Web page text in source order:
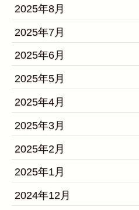
2025年8月
2025年7月
2025年6月
2025年5月
2025年4月
2025年3月
2025年2月
2025年1月
2024年12月